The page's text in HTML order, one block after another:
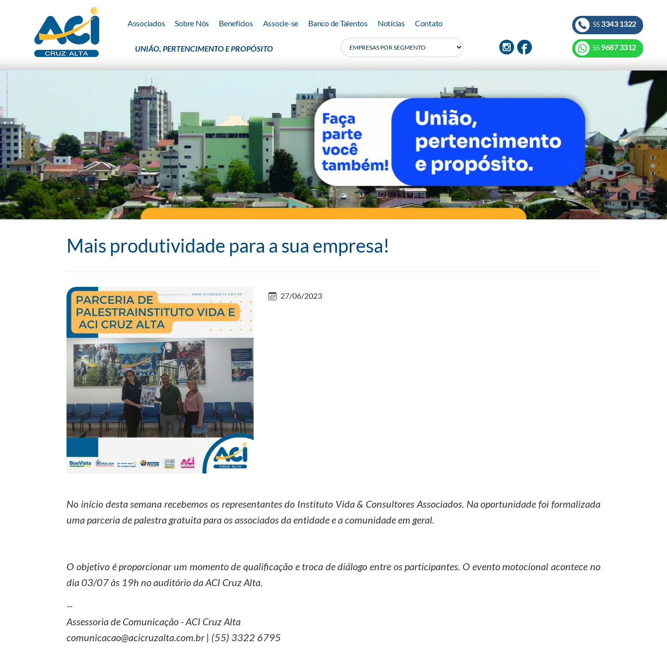
Associados Sobre Nós Benefícios Associe-se Banco de Talentos Notícias Contato
UNIÃO, PERTENCIMENTO E PROPÓSITO
55 3343 1322
55 9687 3312
Mais produtividade para a sua empresa!
27/06/2023
No início desta semana recebemos os representantes do Instituto Vida & Consultores Associados. Na oportunidade foi formalizada
uma parceria de palestra gratuita para os associados da entidade e a comunidade em geral.
O objetivo é proporcionar um momento de qualificação e troca de diálogo entre os participantes. O evento motocional acontece no
dia 03/07 às 19h no auditório da ACI Cruz Alta.
--
Assessoria de Comunicação - ACI Cruz Alta
comunicacao@acicruzalta.com.br | (55) 3322 6795